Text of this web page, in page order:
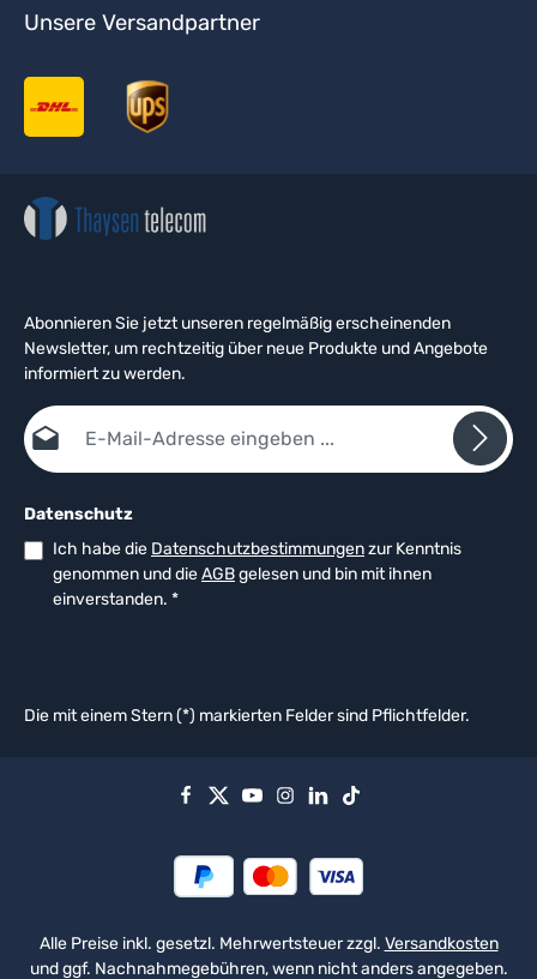
Unsere Versandpartner
Abonnieren Sie jetzt unseren regelmäßig erscheinenden
Newsletter, um rechtzeitig über neue Produkte und Angebote
informiert zu werden.
E-Mail-Adresse*
Datenschutz
Ich habe die Datenschutzbestimmungenzur Kenntnis
genommen und dieAGBgelesen und bin mit ihnen
einverstanden. *
Die mit einem Stern (*) markierten Felder sind Pflichtfelder.
Alle Preise inkl. gesetzl. Mehrwertsteuer zzgl. Versandkosten
und ggf. Nachnahmegebühren, wenn nicht anders angegeben.